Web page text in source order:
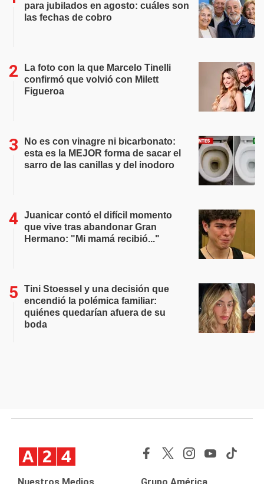
para jubilados en agosto: cuáles son
las fechas de cobro
La foto con la que Marcelo Tinelli
confirmó que volvió con Milett
Figueroa
No es con vinagre ni bicarbonato:
esta es la MEJOR forma de sacar el
sarro de las canillas y del inodoro
Juanicar contó el difícil momento
que vive tras abandonar Gran
Hermano: "Mi mamá recibió..."
Tini Stoessel y una decisión que
encendió la polémica familiar:
quiénes quedarían afuera de su
boda